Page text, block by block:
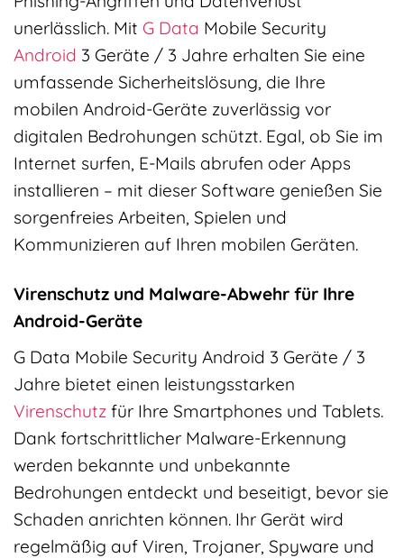
unerlässlich. Mit G Data Mobile Security
Android 3 Geräte / 3 Jahre erhalten Sie eine
umfassende Sicherheitslösung, die Ihre
mobilen Android-Geräte zuverlässig vor
digitalen Bedrohungen schützt. Egal, ob Sie im
Internet surfen, E-Mails abrufen oder Apps
installieren – mit dieser Software genießen Sie
sorgenfreies Arbeiten, Spielen und
Kommunizieren auf Ihren mobilen Geräten.
Virenschutz und Malware-Abwehr für Ihre
Android-Geräte
G Data Mobile Security Android 3 Geräte / 3
Jahre bietet einen leistungsstarken
Virenschutz für Ihre Smartphones und Tablets.
Dank fortschrittlicher Malware-Erkennung
werden bekannte und unbekannte
Bedrohungen entdeckt und beseitigt, bevor sie
Schaden anrichten können. Ihr Gerät wird
regelmäßig auf Viren, Trojaner, Spyware und